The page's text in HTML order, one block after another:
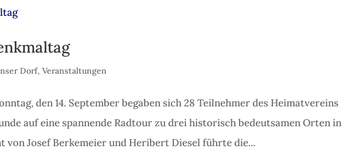
Dorf,Veranstaltungen
den 14. September begaben sich 28 Teilnehmer des Heimatvereins
auf eine spannende Radtour zu drei historisch bedeutsamen Orten in
von Josef Berkemeier und Heribert Diesel führte die...